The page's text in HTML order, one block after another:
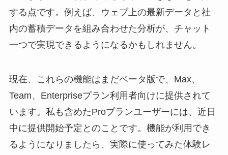
する点です。例えば、ウェブ上の最新データと社
内の蓄積データを組み合わせた分析が、チャット
一つで実現できるようになるかもしれません。
現在、これらの機能はまだベータ版で、Max、
Team、Enterpriseプラン利用者向けに提供されて
います。私も含めたProプランユーザーには、近日
中に提供開始予定とのことです。機能が利用でき
るようになりましたら、実際に使ってみた体験レ